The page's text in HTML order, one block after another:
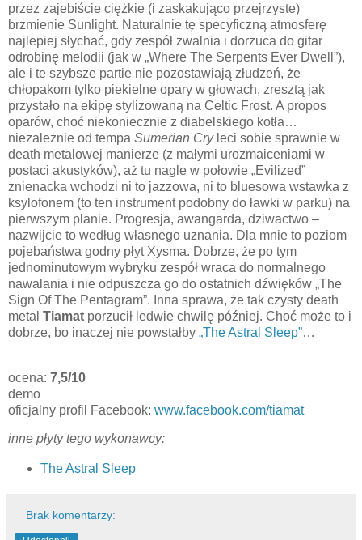
przez zajebiście ciężkie (i zaskakująco przejrzyste)
brzmienie Sunlight. Naturalnie tę specyficzną atmosferę
najlepiej słychać, gdy zespół zwalnia i dorzuca do gitar
odrobinę melodii (jak w „Where The Serpents Ever Dwell”),
ale i te szybsze partie nie pozostawiają złudzeń, że
chłopakom tylko piekielne opary w głowach, zresztą jak
przystało na ekipę stylizowaną na Celtic Frost. A propos
oparów, choć niekoniecznie z diabelskiego kotła…
niezależnie od tempa Sumerian Cryleci sobie sprawnie w
death metalowej manierze (z małymi urozmaiceniami w
postaci akustyków), aż tu nagle w połowie „Evilized”
znienacka wchodzi ni to jazzowa, ni to bluesowa wstawka z
ksylofonem (to ten instrument podobny do ławki w parku) na
pierwszym planie. Progresja, awangarda, dziwactwo –
nazwijcie to według własnego uznania. Dla mnie to poziom
pojebaństwa godny płyt Xysma. Dobrze, że po tym
jednominutowym wybryku zespół wraca do normalnego
nawalania i nie odpuszcza go do ostatnich dźwięków „The
Sign Of The Pentagram”. Inna sprawa, że tak czysty death
metal Tiamat porzucił ledwie chwilę później. Choć może to i
dobrze, bo inaczej nie powstałby „The Astral Sleep”…
ocena: 7,5/10
demo
oficjalny profil Facebook: www.facebook.com/tiamat
inne płyty tego wykonawcy:
The Astral Sleep
Brak komentarzy: